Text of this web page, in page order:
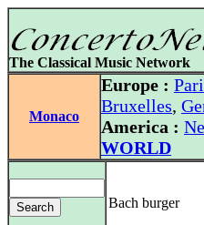
The Classical Music Network
Monaco
Europe :
Bruxelles,
America :
WORLD
Bach burger